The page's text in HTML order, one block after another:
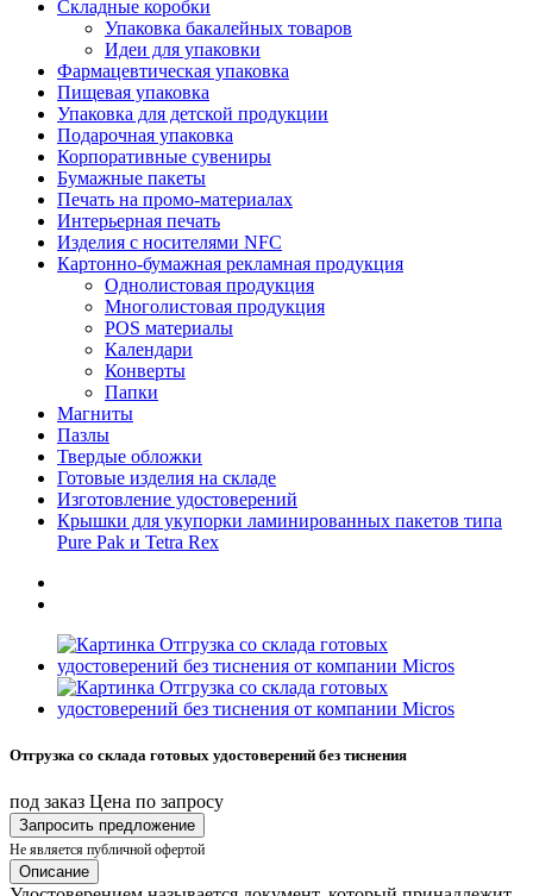
Складные коробки
Упаковка бакалейных товаров
Идеи для упаковки
Фармацевтическая упаковка
Пищевая упаковка
Упаковка для детской продукции
Подарочная упаковка
Корпоративные сувениры
Бумажные пакеты
Печать на промо-материалах
Интерьерная печать
Изделия с носителями NFC
Картонно-бумажная рекламная продукция
Однолистовая продукция
Многолистовая продукция
POS материалы
Календари
Конверты
Папки
Магниты
Пазлы
Твердые обложки
Готовые изделия на складе
Изготовление удостоверений
Крышки для укупорки ламинированных пакетов типа
Pure Pak и Tetra Rex
Отгрузка со склада готовых удостоверений без тиснения
под заказ Цена по запросу
Запросить предложение
Не является публичной офертой
Описание